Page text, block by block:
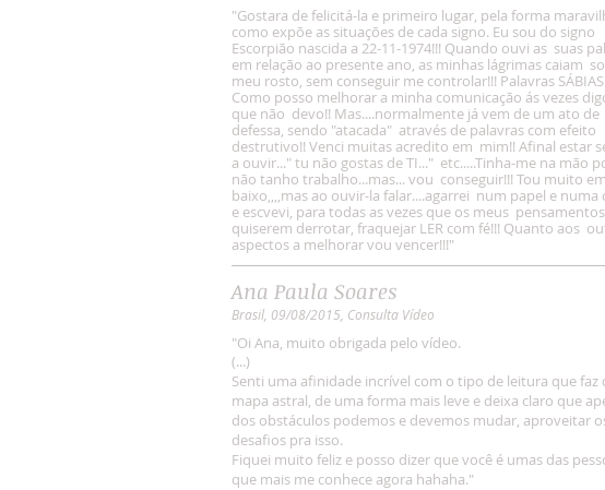
"Gostara de felicitá-la e primeiro lugar, pela forma
como expõe as situações de cada signo. Eu sou do signo
Escorpião nascida a 22-11-1974!!! Quando ouvi as suas
em relação ao presente ano, as minhas lágrimas caiam
meu rosto, sem conseguir me controlar!!! Palavras
Como posso melhorar a minha comunicação ás vezes
que não devo!! Mas....normalmente já vem de um ato de
defessa, sendo "atacada" através de palavras com efeito
destrutivo!! Venci muitas acredito em mim!! Afinal estar
a ouvir..." tu não gostas de TI..." etc.....Tinha-me na mão
não tanho trabalho...mas... vou conseguir!!! Tou muito em
baixo,,,,mas ao ouvir-la falar....agarrei num papel e numa
e escvevi, para todas as vezes que os meus
quiserem derrotar, fraquejar LER com fé!!! Quanto aos
aspectos a melhorar vou vencer!!!"
Ana Paula Soares
Brasil, 09/08/2015, Consulta Vídeo
"Oi Ana, muito obrigada pelo vídeo.
(...)
Senti uma afinidade incrível com o tipo de leitura que faz
mapa astral, de uma forma mais leve e deixa claro que
dos obstáculos podemos e devemos mudar, aproveitar
desafios pra isso.
Fiquei muito feliz e posso dizer que você é umas das
que mais me conhece agora hahaha."